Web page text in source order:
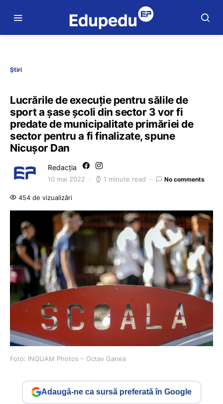
Știri
Lucrările de execuție pentru sălile de
sport a șase școli din sector 3 vor fi
predate de municipalitate primăriei de
sector pentru a fi finalizate, spune
Nicușor Dan
Redacția
10 mai 2022 1 minute read No comments
454 de vizualizări
Foto: INQUAM Photos – Octav Ganea
Adaugă-ne ca sursă preferată în Google